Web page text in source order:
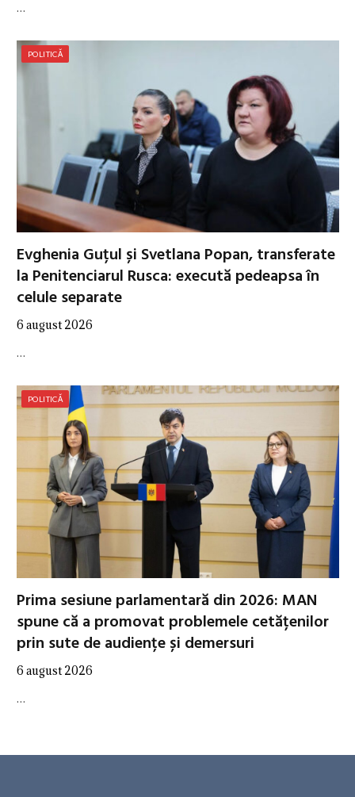
…
POLITICĂ
Evghenia Guțul și Svetlana Popan, transferate
la Penitenciarul Rusca: execută pedeapsa în
celule separate
6 august 2026
…
POLITICĂ
Prima sesiune parlamentară din 2026: MAN
spune că a promovat problemele cetățenilor
prin sute de audiențe și demersuri
6 august 2026
…